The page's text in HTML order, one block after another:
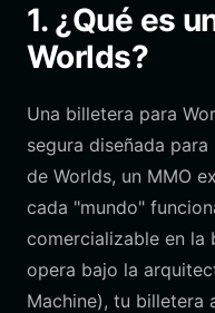
1. ¿Qué es
Worlds?
Una billetera para
segura diseñada
de Worlds, un MMO
cada "mundo"
comercializable en la
opera bajo la
Machine), tu billetera